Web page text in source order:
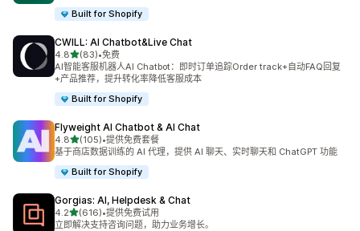
Built for Shopify
CWILL: AI Chatbot&Live Chat
4.8星（满分 5 星）
(83)
总共 83 条评论
•免费
AI智能客服机器人AI Chatbot：即时订单追踪Order track+自动FAQ回复
+产品推荐，提升转化率降低客服成本
Built for Shopify
Flyweight AI Chatbot & AI Chat
4.8星（满分 5 星）
(105)
总共 105 条评论
•提供免费套餐
基于商店数据训练的 AI 代理，提供 AI 聊天、实时聊天和 ChatGPT 功能
Built for Shopify
Gorgias: AI, Helpdesk & Chat
4.2星（满分 5 星）
(616)
总共 616 条评论
•提供免费试用
立即解决支持咨询问题，助力业务增长。